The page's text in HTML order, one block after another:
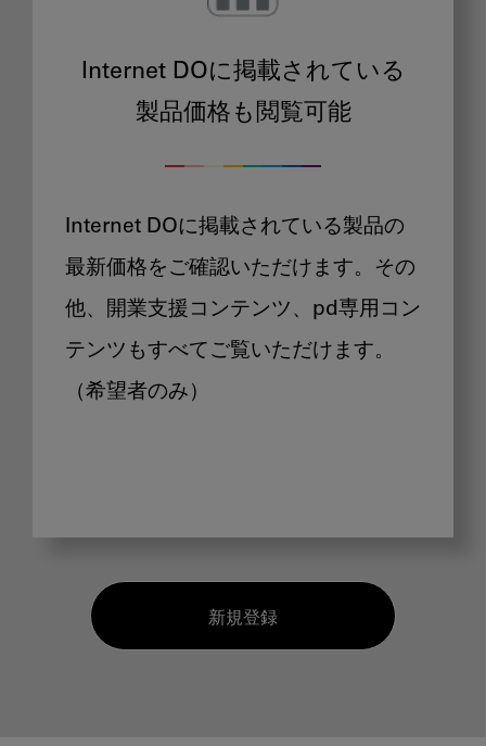
Internet DOに掲載されている
製品価格も閲覧可能
Internet DOに掲載されている製品の
最新価格をご確認いただけます。その
他、開業支援コンテンツ、pd専用コン
テンツもすべてご覧いただけます。
（希望者のみ）
新規登録